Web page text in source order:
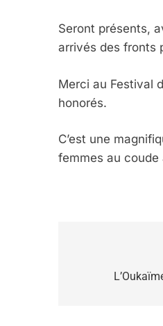
Seront présents,
arrivés des fronts
Merci au Festival
honorés.
C’est une
femmes au coude